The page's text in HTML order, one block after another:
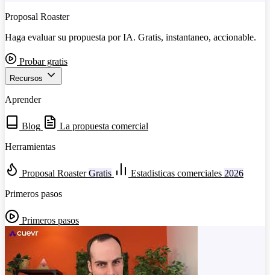
Proposal Roaster
Haga evaluar su propuesta por IA. Gratis, instantaneo, accionable.
Probar gratis
Recursos
Aprender
Blog
La propuesta comercial
Herramientas
Proposal Roaster Gratis Estadisticas comerciales 2026
Primeros pasos
Primeros pasos